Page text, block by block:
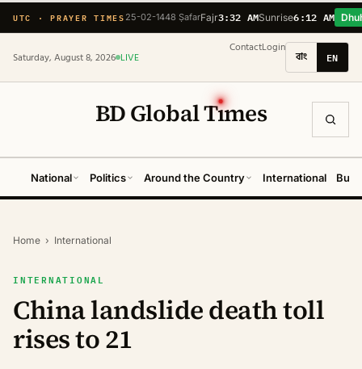
UTC · PRAYER TIMES 25-02-1448 ṢafarFajr3:32 AMSunrise6:12 AM
Saturday, August 8, 2026 LIVE
ContactLogin
বাং EN
BD Global Tımes
National Politics Around the Country International
Home › International
INTERNATIONAL
China landslide death toll
rises to 21